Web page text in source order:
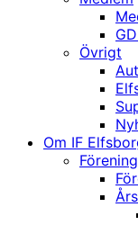
Övrigt
Om IF